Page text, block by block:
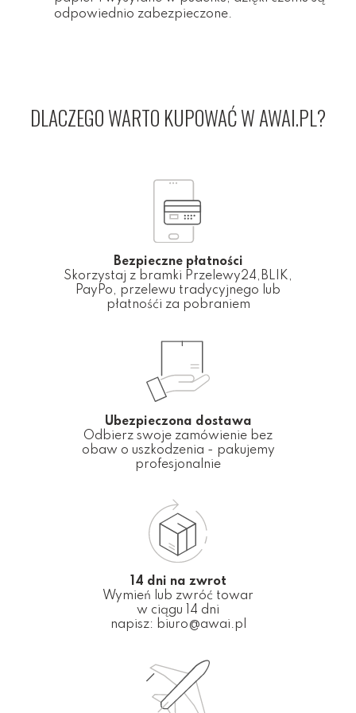
odpowiednio zabezpieczone.
DLACZEGO WARTO KUPOWAĆ W AWAI.PL?
Bezpieczne płatności
Skorzystaj z bramki Przelewy24,BLIK,
PayPo, przelewu tradycyjnego lub
płatnośći za pobraniem
Ubezpieczona dostawa
Odbierz swoje zamówienie bez
obaw o uszkodzenia - pakujemy
profesjonalnie
14 dni na zwrot
Wymień lub zwróć towar
w ciągu 14 dni
napisz: biuro@awai.pl